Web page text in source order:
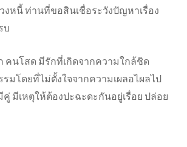
งหนี้ ท่านที่ขอสินเชื่อระวังปัญหาเรื่อง
บ
คนโสด มีรักที่เกิดจากความใกล้ชิด
รมโดยที่ไม่ตั้งใจจากความเผลอไผลไป
มีเหตุให้ต้องปะฉะดะกันอยู่เรื่อย ปล่อย